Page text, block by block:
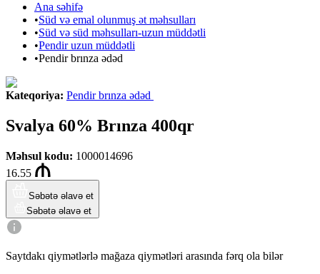
Ana səhifə
•Süd və emal olunmuş ət məhsulları
•Süd və süd məhsulları-uzun müddətli
•Pendir uzun müddətli
•Pendir brınza ədəd
Kateqoriya: Pendir brınza ədəd
Svalya 60% Brınza 400qr
Məhsul kodu: 1000014696
16.55
Səbətə əlavə et
Səbətə əlavə et
Saytdakı qiymətlərlə mağaza qiymətləri arasında fərq ola bilər